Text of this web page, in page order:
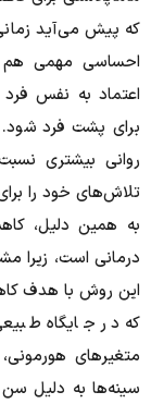
که پیش می‌آید
احساسی مهمی هم
اعتماد به نفس
برای پشت فرد شود.
روانی بیشتری
تلاش‌های خود را
به همین دلیل،
درمانی است، زیرا
این روش با هدف
که در جایگاه
متغیرهای
سینه‌ها به دلیل سن